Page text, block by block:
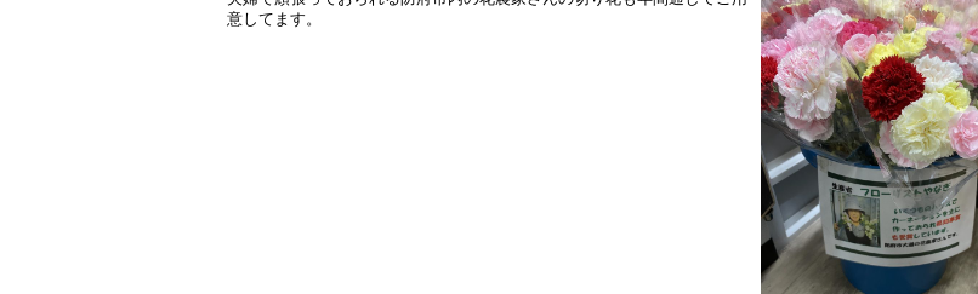
意してます。